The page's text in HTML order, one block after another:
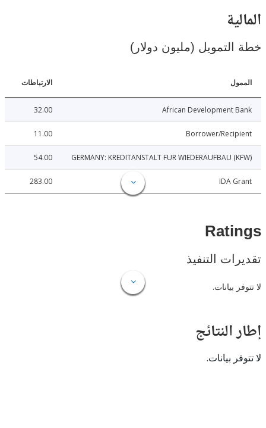
(مليون دولار)
الارتباطات
African Development
Borrower/
GERMANY: KREDITANSTALT FUR WIEDERAUFBAU
54.00
IDA
التنفيذ
بيانات.
بيانات.